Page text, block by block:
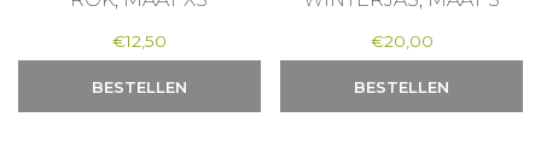
€12,50
BESTELLEN
€20,00
BESTELLEN